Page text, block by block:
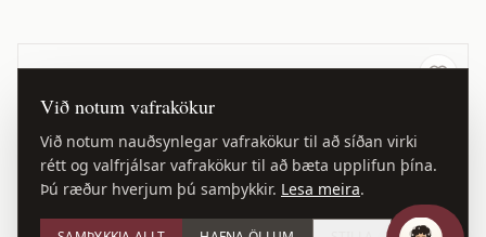
Við notum vafrakökur
Við notum nauðsynlegar vafrakökur til að síðan virki
rétt og valfrjálsar vafrakökur til að bæta upplifun þína.
Þú ræður hverjum þú samþykkir. Lesa meira.